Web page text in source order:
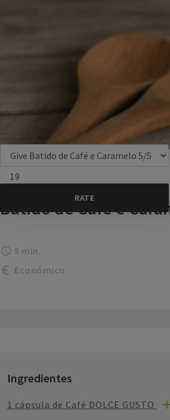
19
Batido de Café e
5 min.
Económico
Ingredientes
1 cápsula de Café DOLCE GUSTO